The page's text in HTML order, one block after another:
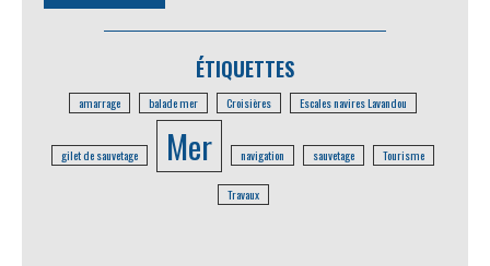
ÉTIQUETTES
amarrage balade mer Croisières Escales navires Lavandou
gilet de sauvetage Mer navigation sauvetage Tourisme
Travaux